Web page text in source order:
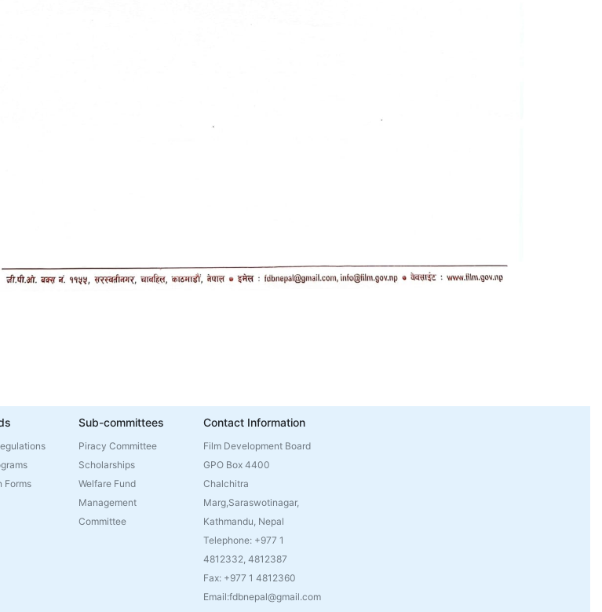
Forms
Sub-committees
Piracy Committee
Scholarships
Welfare Fund
Management
Committee
Contact Information
Film Development Board
GPO Box 4400
Chalchitra
Marg,Saraswotinagar,
Kathmandu, Nepal
Telephone: +977 1
4812332, 4812387
Fax: +977 1 4812360
Email:fdbnepal@gmail.com